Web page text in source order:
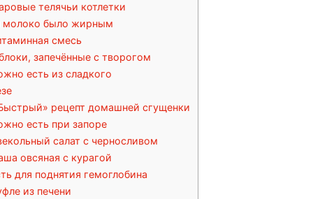
телячьи котлетки
молоко было жирным
смесь
запечённые с творогом
есть из сладкого
рецепт домашней сгущенки
есть при запоре
салат с черносливом
овсяная с курагой
для поднятия гемоглобина
из печени